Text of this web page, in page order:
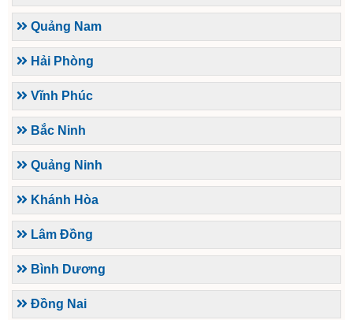
Quảng Nam
Hải Phòng
Vĩnh Phúc
Bắc Ninh
Quảng Ninh
Khánh Hòa
Lâm Đồng
Bình Dương
Đồng Nai